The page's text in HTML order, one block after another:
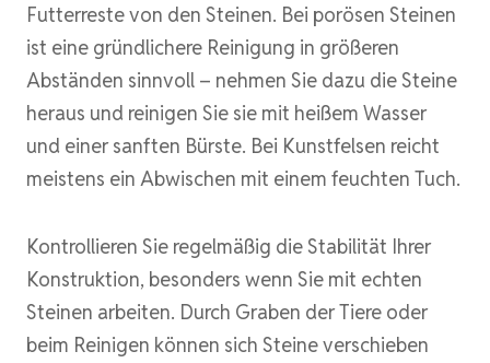
Futterreste von den Steinen. Bei porösen Steinen
ist eine gründlichere Reinigung in größeren
Abständen sinnvoll – nehmen Sie dazu die Steine
heraus und reinigen Sie sie mit heißem Wasser
und einer sanften Bürste. Bei Kunstfelsen reicht
meistens ein Abwischen mit einem feuchten Tuch.
Kontrollieren Sie regelmäßig die Stabilität Ihrer
Konstruktion, besonders wenn Sie mit echten
Steinen arbeiten. Durch Graben der Tiere oder
beim Reinigen können sich Steine verschieben